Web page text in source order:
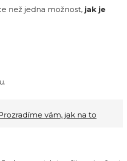
než jedna možnost, jak je
vám, jak na to